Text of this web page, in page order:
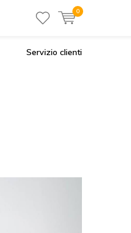
0
Servizio clienti